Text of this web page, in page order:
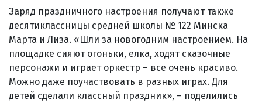
Заряд праздничного настроения получают также
десятиклассницы средней школы № 122 Минска
Марта и Лиза. «Шли за новогодним настроением. На
площадке сияют огоньки, елка, ходят сказочные
персонажи и играет оркестр – все очень красиво.
Можно даже поучаствовать в разных играх. Для
детей сделали классный праздник», – поделились